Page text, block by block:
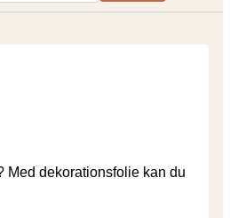
Med dekorationsfolie kan du